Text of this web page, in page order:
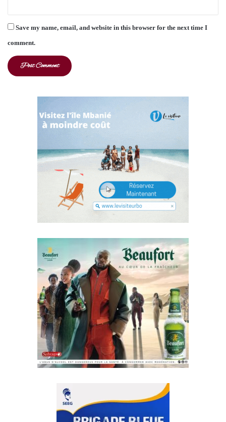
Save my name, email, and website in this browser for the next time I
comment.